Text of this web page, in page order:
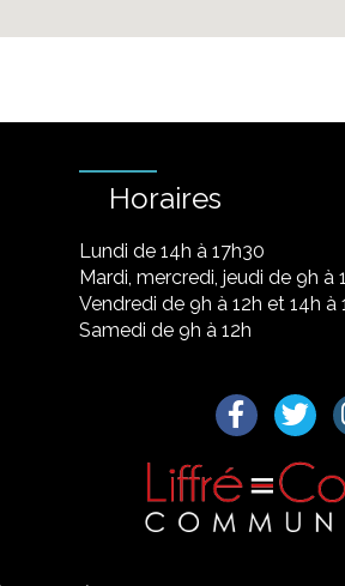
Horaires
Lundi de 14h à 17h30
Mardi, mercredi, jeudi de 9h à
Vendredi de 9h à 12h et 14h à
Samedi de 9h à 12h
Lien vers